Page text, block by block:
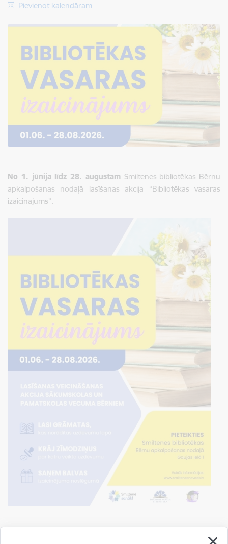
Pievienot kalendāram
No 1. jūnija līdz 28. augustam Smiltenes bibliotēkas Bērnu
apkalpošanas nodaļā lasīšanas akcija “Bibliotēkas vasaras
izaicinājums”.